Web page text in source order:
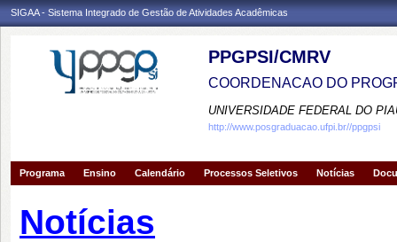
SIGAA - Sistema Integrado de Gestão de Atividades Acadêmicas
PPGPSI/CMRV
COORDENACAO DO
UNIVERSIDADE FEDERAL DO
http://www.posgraduacao.ufpi.br//ppgpsi
Programa Ensino Calendário Processos Seletivos Notícias
Notícias